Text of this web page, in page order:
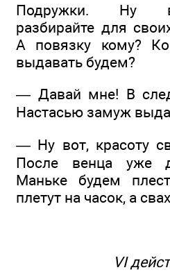
Подружки. Ну
разбирайте для
А повязку кому?
выдавать будем?
— Давай мне! В
Настасью замуж
— Ну вот, красоту
После венца уже
Маньке будем
плетут на часок, а
VI